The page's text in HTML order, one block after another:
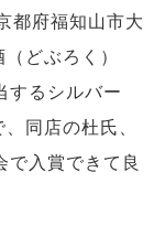
都府福知山市大
どぶろく）
するシルバー
同店の杜氏、
入賞できて良